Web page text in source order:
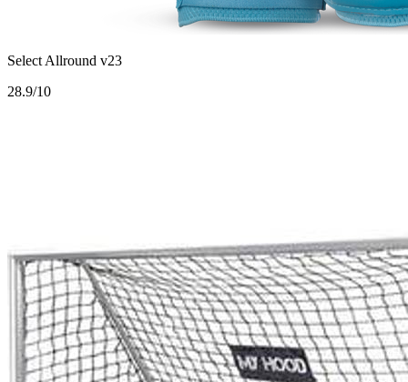
Select Allround v23
28.9/10